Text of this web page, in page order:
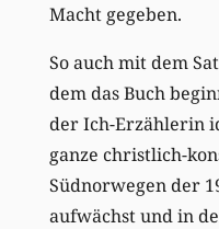
Macht gegeben.
So auch mit dem
dem das Buch
der Ich-Erzählerin
ganze christlich-
Südnorwegen der
aufwächst und in